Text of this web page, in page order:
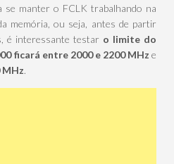
se manter o FCLK trabalhando na
memória, ou seja, antes de partir
é interessante testar o limite do
ficará entre 2000 e 2200 MHz e
MHz.